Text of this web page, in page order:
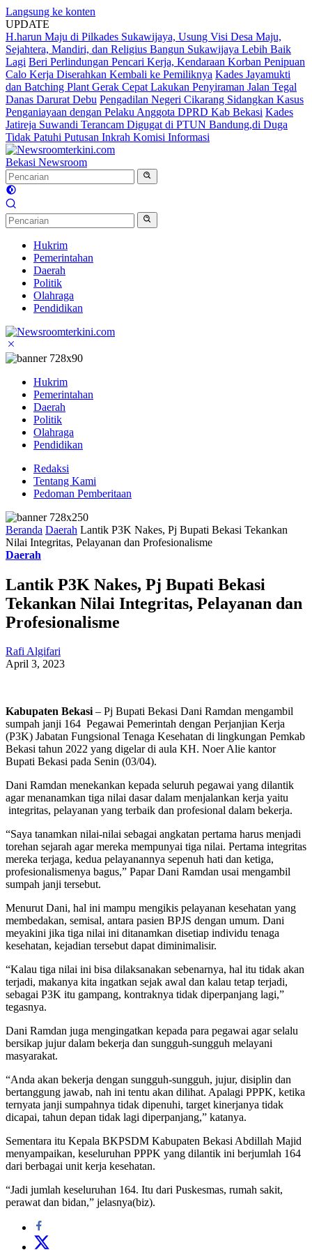
Langsung ke konten
UPDATE
H.harun Maju di Pilkades Sukawijaya, Usung Visi Desa Maju,
Sejahtera, Mandiri, dan Religius Bangun Sukawijaya Lebih Baik
Lagi Beri Perlindungan Pencari Kerja, Kendaraan Korban Penipuan
Calo Kerja Diserahkan Kembali ke Pemiliknya Kades Jayamukti
dan Batching Plant Gerak Cepat Lakukan Penyiraman Jalan Tegal
Danas Darurat Debu Pengadilan Negeri Cikarang Sidangkan Kasus
Penganiayaan dengan Pelaku Anggota DPRD Kab Bekasi Kades
Jatireja Suwandi Terancam Digugat di PTUN Bandung,di Duga
Tidak Patuhi Putusan Inkrah Komisi Informasi
Bekasi Newsroom
Hukrim
Pemerintahan
Daerah
Politik
Olahraga
Pendidikan
Hukrim
Pemerintahan
Daerah
Politik
Olahraga
Pendidikan
Redaksi
Tentang Kami
Pedoman Pemberitaan
Beranda Daerah Lantik P3K Nakes, Pj Bupati Bekasi Tekankan
Nilai Integritas, Pelayanan dan Profesionalisme
Daerah
Lantik P3K Nakes, Pj Bupati Bekasi
Tekankan Nilai Integritas, Pelayanan dan
Profesionalisme
Rafi Algifari
April 3, 2023
Kabupaten Bekasi– Pj Bupati Bekasi Dani Ramdan mengambil
sumpah janji 164 Pegawai Pemerintah dengan Perjanjian Kerja
(P3K) Jabatan Fungsional Tenaga Kesehatan di lingkungan Pemkab
Bekasi tahun 2022 yang digelar di aula KH. Noer Alie kantor
Bupati Bekasi pada Senin (03/04).
Dani Ramdan menekankan kepada seluruh pegawai yang dilantik
agar menanamkan tiga nilai dasar dalam menjalankan kerja yaitu
integritas, pelayanan yang terbaik dan profesional dalam bekerja.
“Saya tanamkan nilai-nilai sebagai angkatan pertama harus menjadi
torehan sejarah agar mereka mempunyai tiga nilai. Pertama integritas
mereka terjaga, kedua pelayanannya sepenuh hati dan ketiga,
profesionalismenya bagus,” Papar Dani Ramdan usai mengambil
sumpah janji tersebut.
Menurut Dani, hal ini mampu mengikis pelayanan kesehatan yang
membedakan, semisal, antara pasien BPJS dengan umum. Dani
meyakini jika tiga nilai ini ditanamkan disetiap individu tenaga
kesehatan, kejadian tersebut dapat diminimalisir.
“Kalau tiga nilai ini bisa dilaksanakan sebenarnya, hal itu tidak akan
terjadi, makanya kita ingatkan sejak awal dan kalau tetap terjadi,
sebagai P3K itu gampang, kontraknya tidak diperpanjang lagi,”
tegasnya.
Dani Ramdan juga mengingatkan kepada para pegawai agar selalu
bersikap jujur dalam bekerja dan sungguh-sungguh melayani
masyarakat.
“Anda akan bekerja dengan sungguh-sungguh, jujur, disiplin dan
bertanggung jawab, nah ini tentu akan dilihat. Apalagi PPPK, ketika
ternyata janji sumpahnya tidak dipenuhi, target kinerjanya tidak
dicapai, tahun depan tidak lagi diperpanjang,” katanya.
Sementara itu Kepala BKPSDM Kabupaten Bekasi Abdillah Majid
menyampaikan, keseluruhan PPPK yang dilantik ini berjumlah 164
dari berbagai unit kerja kesehatan.
“Jadi jumlah keseluruhan 164. Itu dari Puskesmas, rumah sakit,
perawat dan bidan,” jelasnya(biz).